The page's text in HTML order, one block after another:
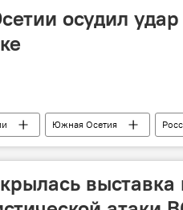
осудил
Южная Осетия
выставка